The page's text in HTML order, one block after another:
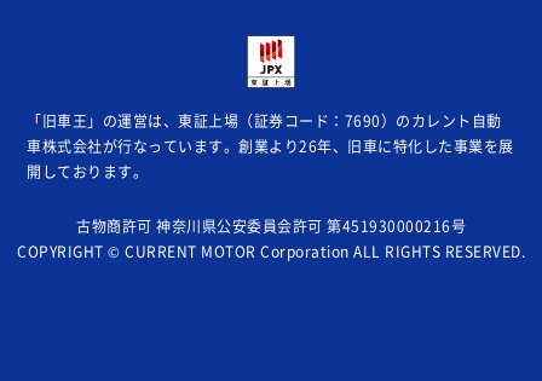
「旧車王」の運営は、東証上場（証券コード：7690）のカレント自動
車株式会社が行なっています。創業より26年、旧車に特化した事業を展
開しております。
古物商許可 神奈川県公安委員会許可 第451930000216号
COPYRIGHT © CURRENT MOTOR Corporation ALL RIGHTS RESERVED.